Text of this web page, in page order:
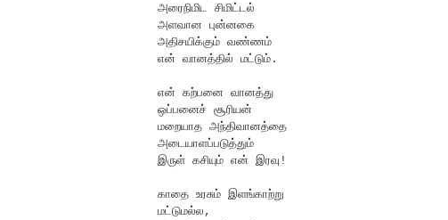
அரைநிமிட சிமிட்டல்
அளவான புன்னகை
அதிசயிக்கும் வண்ணம்
என் வானத்தில் மட்டும்.
என் கற்பனை வானத்து
ஒப்பனைச் சூரியன்
மறையாத அந்திவானத்தை
அடையாளப்படுத்தும்
இருள் கசியும் என் இரவு!
காதை உரசும் இளங்காற்று
மட்டுமல்ல,